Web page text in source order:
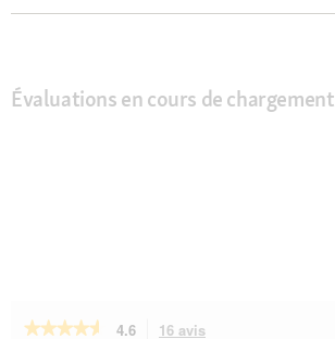
Évaluations en cours de chargement
★★★★★
★★★★★ 4.6 16 avis